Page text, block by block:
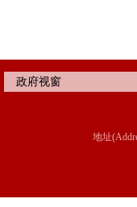
政府视窗
地址